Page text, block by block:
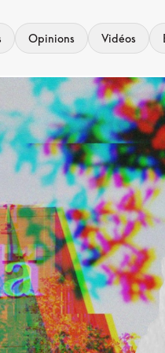
Opinions Vidéos